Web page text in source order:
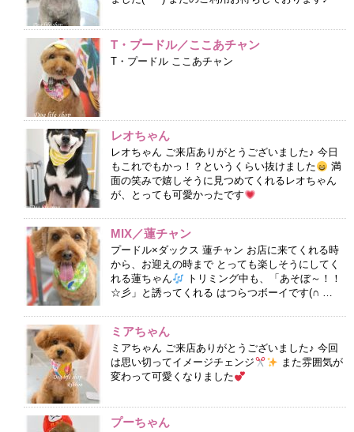
T・プードル／ここあチャン
T・プードル ここあチャン
レオちゃん
レオちゃん ご来店ありがとうございました♪ 今日
もこれでもかっ！？というくらい抜けました
満
面の笑みで嬉しそうに見つめてくれるレオちゃん
が、とっても可愛かったです
MIX／蓮チャン
プードル×ダックス 蓮チャン お店に来てくれる時
から、お迎えの時まで とっても楽しそうにしてく
れる蓮ちゃん
トリミング中も、「あそぼ～！！
☆彡」と誘ってくれる はつらつボーイです(∩ …
ミアちゃん
ミアちゃん ご来店ありがとうございました♪ 今回
は思い切ってイメージチェンジ
また雰囲気が
変わって可愛くなりました
プーちゃん